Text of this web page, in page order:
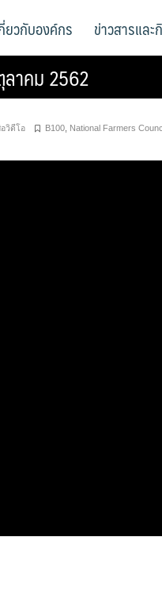
ยวกับองค์กร ข่าวสารแล
าคม 2562
วิดีโอ B100 National Farmers